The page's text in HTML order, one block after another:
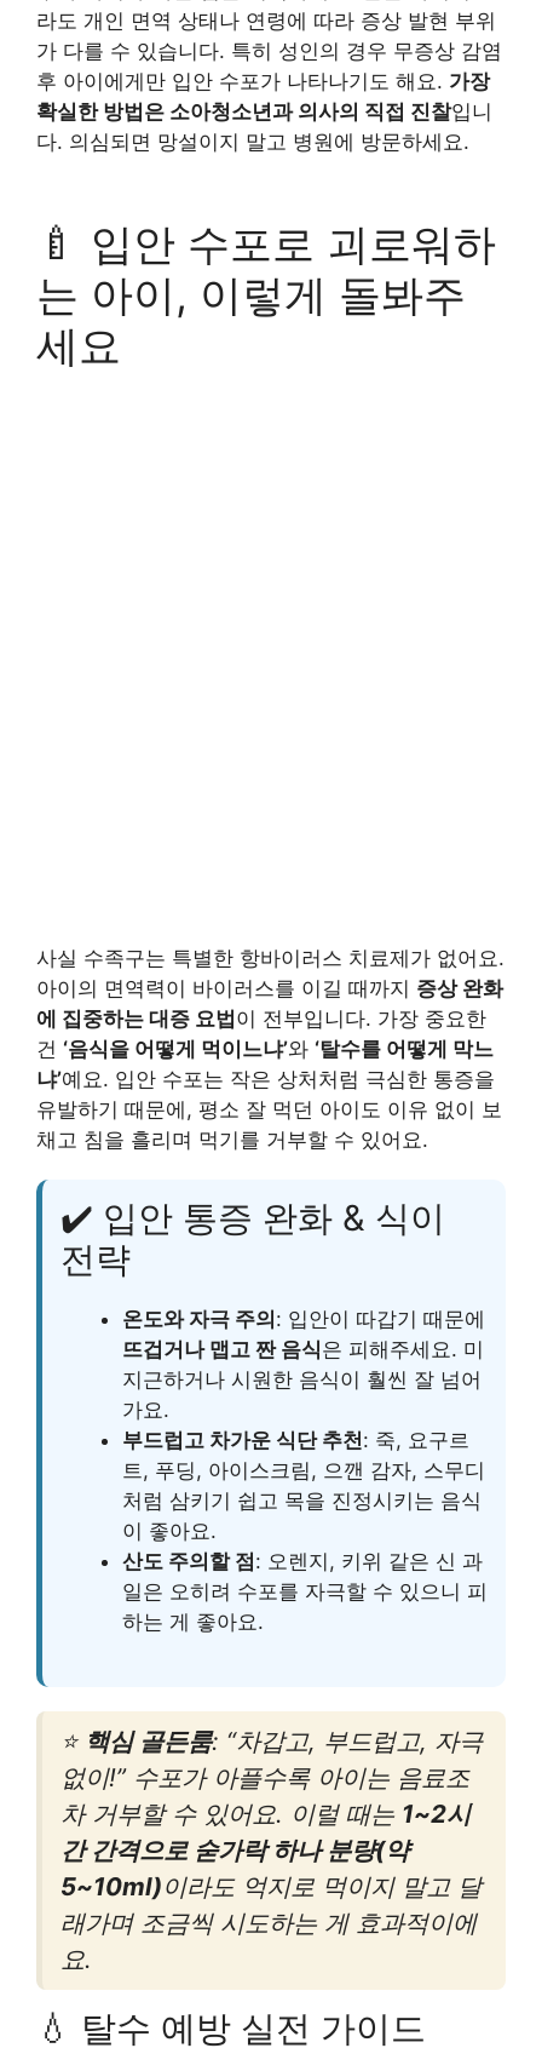
라도 개인 면역 상태나 연령에 따라 증상 발현 부위
가 다를 수 있습니다. 특히 성인의 경우 무증상 감염
후 아이에게만 입안 수포가 나타나기도 해요. 가장
확실한 방법은 소아청소년과 의사의 직접 진찰입니
다. 의심되면 망설이지 말고 병원에 방문하세요.
🍼 입안 수포로 괴로워하
는 아이, 이렇게 돌봐주
세요
사실 수족구는 특별한 항바이러스 치료제가 없어요.
아이의 면역력이 바이러스를 이길 때까지 증상 완화
에 집중하는 대증 요법 이 전부입니다. 가장 중요한
건 ‘음식을 어떻게 먹이느냐’와 ‘탈수를 어떻게 막느
냐’예요. 입안 수포는 작은 상처처럼 극심한 통증을
유발하기 때문에, 평소 잘 먹던 아이도 이유 없이 보
채고 침을 흘리며 먹기를 거부할 수 있어요.
✔️ 입안 통증 완화 & 식이
전략
온도와 자극 주의 : 입안이 따갑기 때문에
뜨겁거나 맵고 짠 음식은 피해주세요. 미
지근하거나 시원한 음식이 훨씬 잘 넘어
가요.
부드럽고 차가운 식단 추천: 죽, 요구르
트, 푸딩, 아이스크림, 으깬 감자, 스무디
처럼 삼키기 쉽고 목을 진정시키는 음식
이 좋아요.
산도 주의할 점 : 오렌지, 키위 같은 신 과
일은 오히려 수포를 자극할 수 있으니 피
하는 게 좋아요.
⭐ 핵심 골든룸: “차갑고, 부드럽고, 자극
없이!” 수포가 아플수록 아이는 음료조
차 거부할 수 있어요. 이럴 때는 1~2시
간 간격으로 숟가락 하나 분량(약
5~10ml)이라도 억지로 먹이지 말고 달
래가며 조금씩 시도하는 게 효과적이에
요.
💧 탈수 예방 실전 가이드